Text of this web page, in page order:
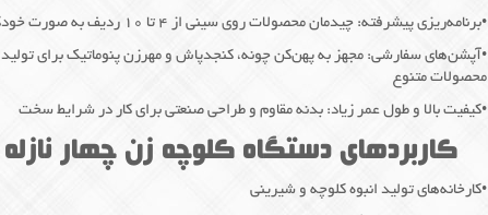
•برنامه‌ریزی پیشرفته: چیدمان محصولات روی سینی از ۴ تا ۱۰ ردیف به صورت خودکار
•آپشن‌های سفارشی: مجهز به پهن‌کن چونه، کنجدپاش و مهرزن پنوماتیک برای تولید
محصولات متنوع
•کیفیت بالا و طول عمر زیاد: بدنه مقاوم و طراحی صنعتی برای کار در شرایط سخت
کاربردهای دستگاه کلوچه زن چهار نازله
•کارخانه‌های تولید انبوه کلوچه و شیرینی